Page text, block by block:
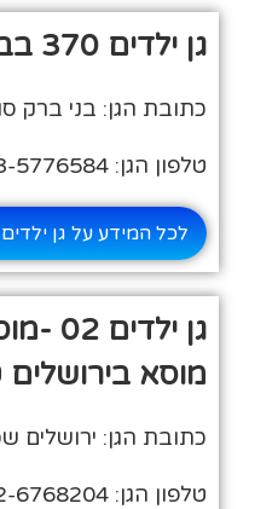
גן ילדים 370 בבני ברק טלפון
כתובת הגן: בני ברק
טלפון הגן: 03-5776584
לכל המידע על גן ילדים 370 בבני ברק טלפון
גן
מוסא בירושלים
כתובת הגן: ירושלים
טלפון הגן: 02-6768204